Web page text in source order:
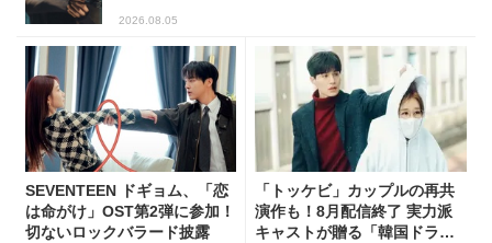
2026.08.05
SEVENTEEN ドギョム、「恋
は命がけ」OST第2弾に参加！
切ないロックバラード披露
「トッケビ」カップルの再共
演作も！8月配信終了 実力派
キャストが贈る「韓国ドラ